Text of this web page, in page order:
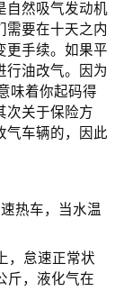
自然吸气发动机
需要在十天之内
更手续。如果平
行油改气。因为
味着你起码得
次关于保险方
气车辆的，因此
热车，当水温
，怠速正常状
斤，液化气在